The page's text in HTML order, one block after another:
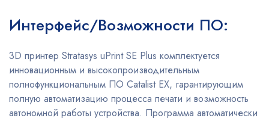
Интерфейс/Возможности ПО:
3D принтер Stratasys uPrint SE Plus комплектуется
инновационным и высокопроизводительным
полнофункциональным ПО Catalist EX, гарантирующим
полную автоматизацию процесса печати и возможность
автономной работы устройства. Программа автоматически